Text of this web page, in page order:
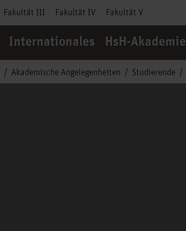
Fakultät III Fakultät IV Fakultät V
Internationales HsH-Akademie
Akademische Angelegenheiten Studierende